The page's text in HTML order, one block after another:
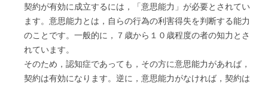
契約が有効に成立するには，「意思能力」が必要とされてい
ます。意思能力とは，自らの行為の利害得失を判断する能力
のことです。一般的に，７歳から１０歳程度の者の知力とさ
れています。
そのため，認知症であっても，その方に意思能力があれば，
契約は有効になります。逆に，意思能力がなければ，契約は